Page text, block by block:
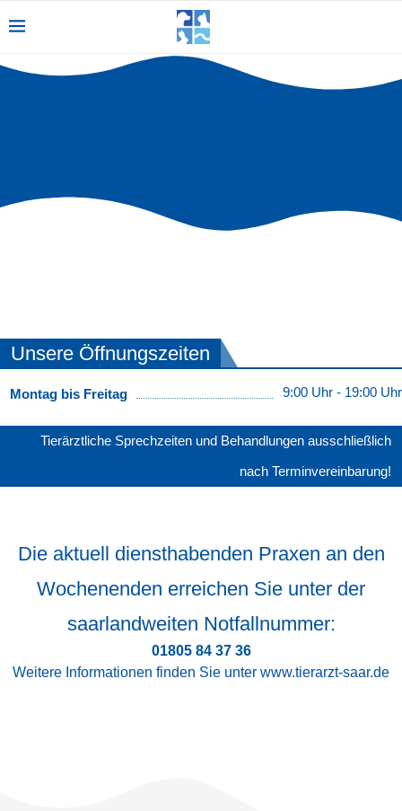
AN DER ILL
Unsere Öffnungszeiten
Montag bis Freitag 9:00 Uhr - 19:00 Uhr
Tierärztliche Sprechzeiten und Behandlungen ausschließlich
nach Terminvereinbarung!
Die aktuell diensthabenden Praxen an den
Wochenenden erreichen Sie unter der
saarlandweiten Notfallnummer:
01805 84 37 36
Weitere Informationen finden Sie unter www.tierarzt-saar.de